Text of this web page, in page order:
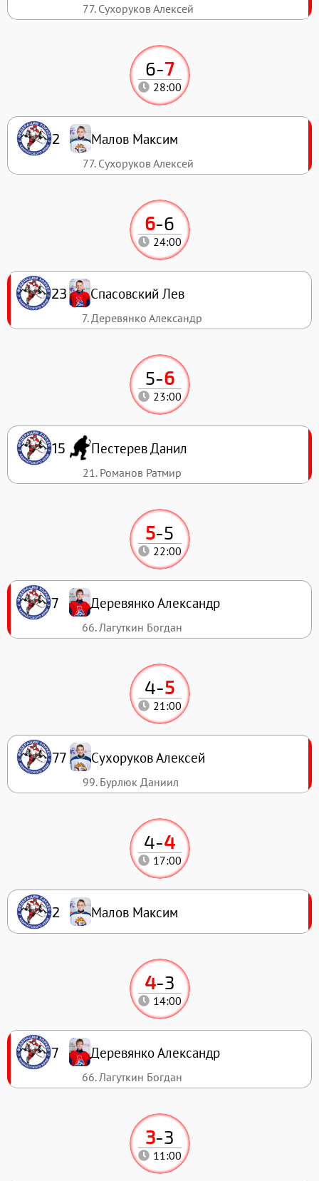
3-3
11:00
4-3
14:00
7 Деревянко Александр
66. Лагуткин Богдан
4-4
17:00
2 Малов Максим
4-5
21:00
77 Сухоруков Алексей
99. Бурлюк Даниил
5-5
22:00
7 Деревянко Александр
66. Лагуткин Богдан
5-6
23:00
15 Пестерев Данил
21. Романов Ратмир
6-6
24:00
23 Спасовский Лев
7. Деревянко Александр
6-7
28:00
2 Малов Максим
77. Сухоруков Алексей
77. Сухоруков Алексей